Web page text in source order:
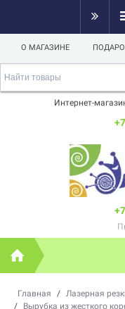
О МАГАЗИНЕ
Интернет-
Главная / Лазерная
/
Вырубка из жесткого